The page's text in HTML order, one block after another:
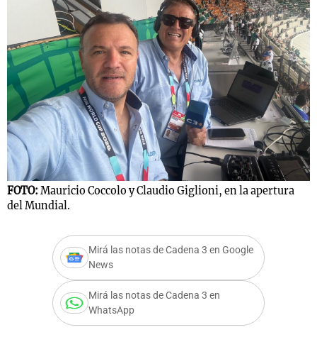
FOTO: Mauricio Coccolo y Claudio Giglioni, en la apertura
del Mundial.
Mirá las notas de Cadena 3 en Google
News
Mirá las notas de Cadena 3 en
WhatsApp